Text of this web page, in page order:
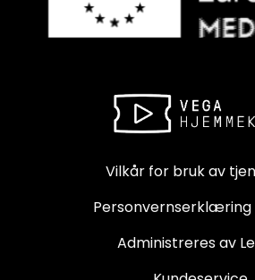
Vilkår for bruk av
Personvernserklæring
Administreres av